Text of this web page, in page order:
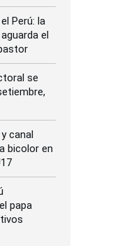
Perú: la
el
se
canal
bicolor en
papa